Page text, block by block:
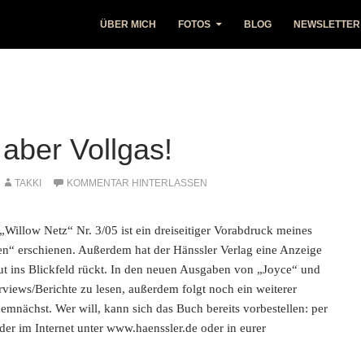
ÜBER MICH FOTOS BLOG NEWSLETTER
Vollgas!
TAKKI KOMMENTAR HINTERLASSEN
Netz“ Nr. 3/05 ist ein dreiseitiger Vorabdruck meines
erschienen. Außerdem hat der Hänssler Verlag eine Anzeige
ins Blickfeld rückt. In den neuen Ausgaben von „Joyce“ und
Berichte zu lesen, außerdem folgt noch ein weiterer
Wer will, kann sich das Buch bereits vorbestellen: per
im Internet unter www.haenssler.de oder in eurer